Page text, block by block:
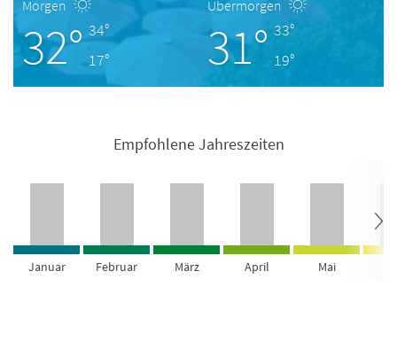
Morgen
32° 34°
17°
Übermorgen
31° 33°
19°
Empfohlene Jahreszeiten
Januar Februar März April Mai